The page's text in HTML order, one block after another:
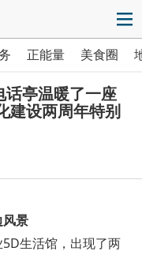
正能量 美食圈
话亭温暖了一座
设两周年特别
风景
5D生活馆，出现了两